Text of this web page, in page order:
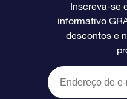
Avaliações
O cartão de
Presentes
Página estelar
Um Milhão de
OSR Starsaver
Informações de
Política de devolução
Inscreva-se
informativo
descontos e